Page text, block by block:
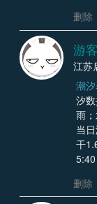
删除
游
江苏
潮
汐
雨
当
干
删除